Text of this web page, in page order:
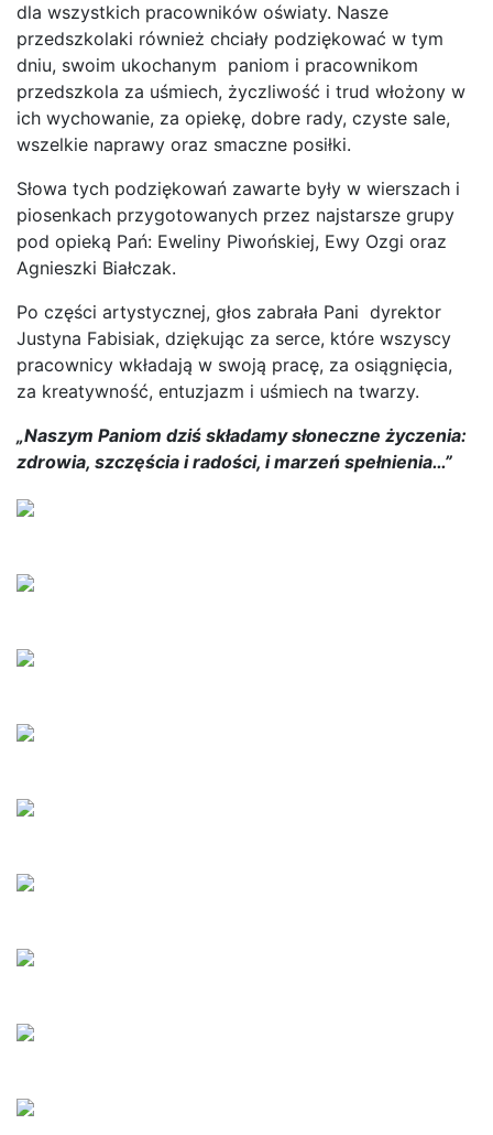
dla wszystkich pracowników oświaty. Nasze
przedszkolaki również chciały podziękować w tym
dniu, swoim ukochanym paniom i pracownikom
przedszkola za uśmiech, życzliwość i trud włożony w
ich wychowanie, za opiekę, dobre rady, czyste sale,
wszelkie naprawy oraz smaczne posiłki.
Słowa tych podziękowań zawarte były w wierszach i
piosenkach przygotowanych przez najstarsze grupy
pod opieką Pań: Eweliny Piwońskiej, Ewy Ozgi oraz
Agnieszki Białczak.
Po części artystycznej, głos zabrała Pani dyrektor
Justyna Fabisiak, dziękując za serce, które wszyscy
pracownicy wkładają w swoją pracę, za osiągnięcia,
za kreatywność, entuzjazm i uśmiech na twarzy.
„Naszym Paniom dziś składamy słoneczne życzenia:
zdrowia, szczęścia i radości, i marzeń spełnienia…”